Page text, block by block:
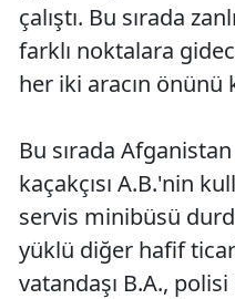
çalıştı. Bu sırada
farklı noktalara
her iki aracın
Bu sırada
kaçakçısı A.B.'nin
servis minibüsü
yüklü diğer hafif
vatandaşı B.A.,